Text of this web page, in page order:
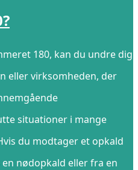
180, kan du undre dig
eller virksomheden, der
situationer i mange
du modtager et opkald
nødopkald eller fra en